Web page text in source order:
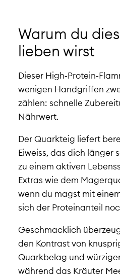
Warum du
lieben wirst
Dieser
wenigen Handgriffen
zählen: schnelle
Nährwert.
Der Quarkteig liefert
Eiweiss, das dich länger
zu einem aktiven
Extras wie dem
wenn du magst mit
sich der Proteinanteil
Geschmacklich
den Kontrast von
Quarkbelag und
während das Kräuter